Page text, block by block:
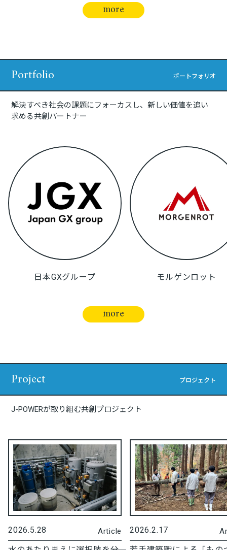
more
Portfolio ポートフォリオ
解決すべき社会の課題にフォーカスし、新しい価値を追い
求める共創パートナー
日本GXグループ モルゲンロット
more
Project プロジェクト
J-POWERが取り組む共創プロジェクト
2026.5.28 Article 2026.2.17